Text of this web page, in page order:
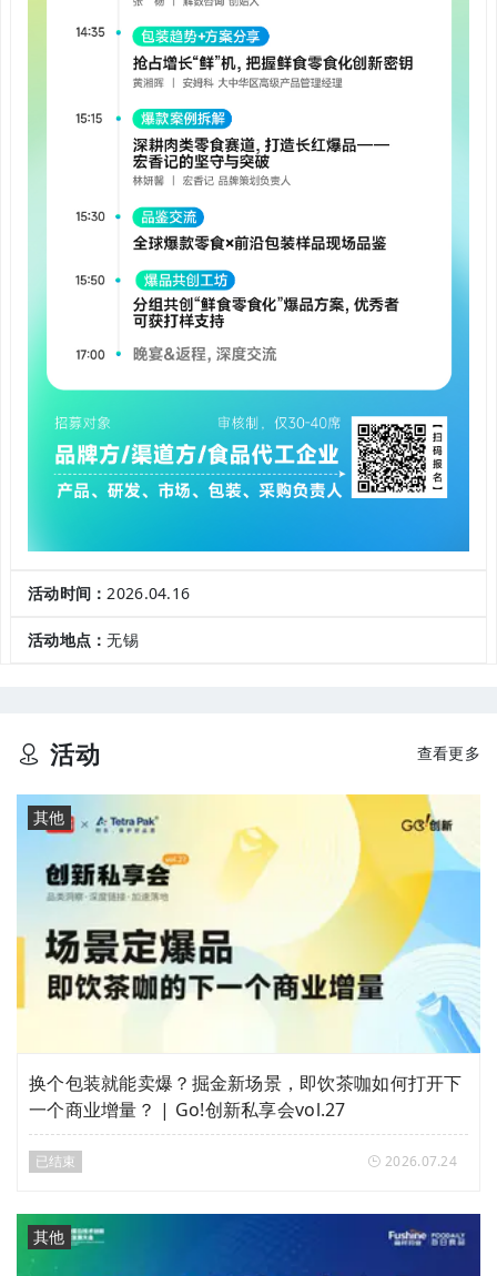
活动时间：2026.04.16
活动地点：无锡
活动 查看更多
其他
换个包装就能卖爆？掘金新场景，即饮茶咖如何打开下
一个商业增量？ | Go!创新私享会vol.27
已结束 2026.07.24
其他